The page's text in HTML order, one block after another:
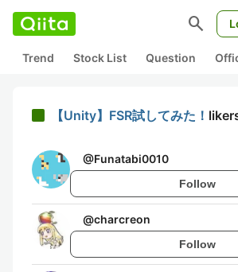
search
Trend Stock List Question
【Unity】FSR試してみた！
@Funatabi0010
Follow
@charcreon
Follow